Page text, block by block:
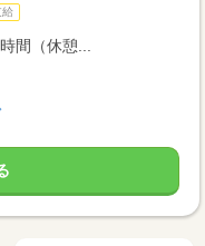
給
間（休憩...